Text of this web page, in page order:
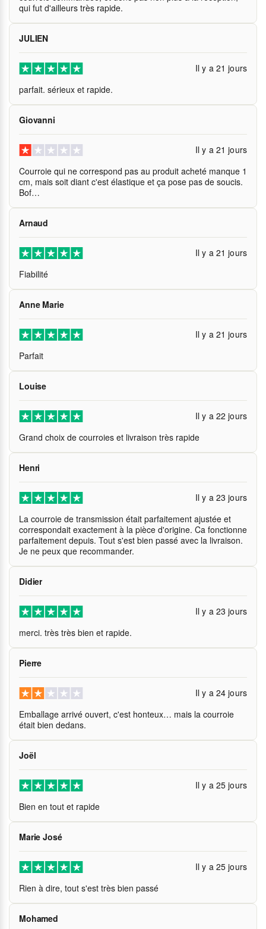
qui fut d'ailleurs très rapide.
JULIEN
Il y a 21 jours
parfait. sérieux et rapide.
Giovanni
Il y a 21 jours
Courroie qui ne correspond pas au produit acheté manque 1
cm, mais soit diant c'est élastique et ça pose pas de soucis.
Bof…
Arnaud
Il y a 21 jours
Fiabilité
Anne Marie
Il y a 21 jours
Parfait
Louise
Il y a 22 jours
Grand choix de courroies et livraison très rapide
Henri
Il y a 23 jours
La courroie de transmission était parfaitement ajustée et
correspondait exactement à la pièce d'origine. Ca fonctionne
parfaitement depuis. Tout s'est bien passé avec la livraison.
Je ne peux que recommander.
Didier
Il y a 23 jours
merci. très très bien et rapide.
Pierre
Il y a 24 jours
Emballage arrivé ouvert, c'est honteux… mais la courroie
était bien dedans.
Joël
Il y a 25 jours
Bien en tout et rapide
Marie José
Il y a 25 jours
Rien à dire, tout s'est très bien passé
Mohamed